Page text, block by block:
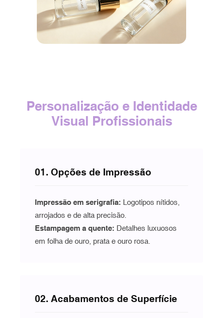
Personalização e Identidade
Visual Profissionais
01. Opções de Impressão
Impressão em serigrafia: Logotipos nítidos,
arrojados e de alta precisão.
Estampagem a quente: Detalhes luxuosos
em folha de ouro, prata e ouro rosa.
02. Acabamentos de Superfície